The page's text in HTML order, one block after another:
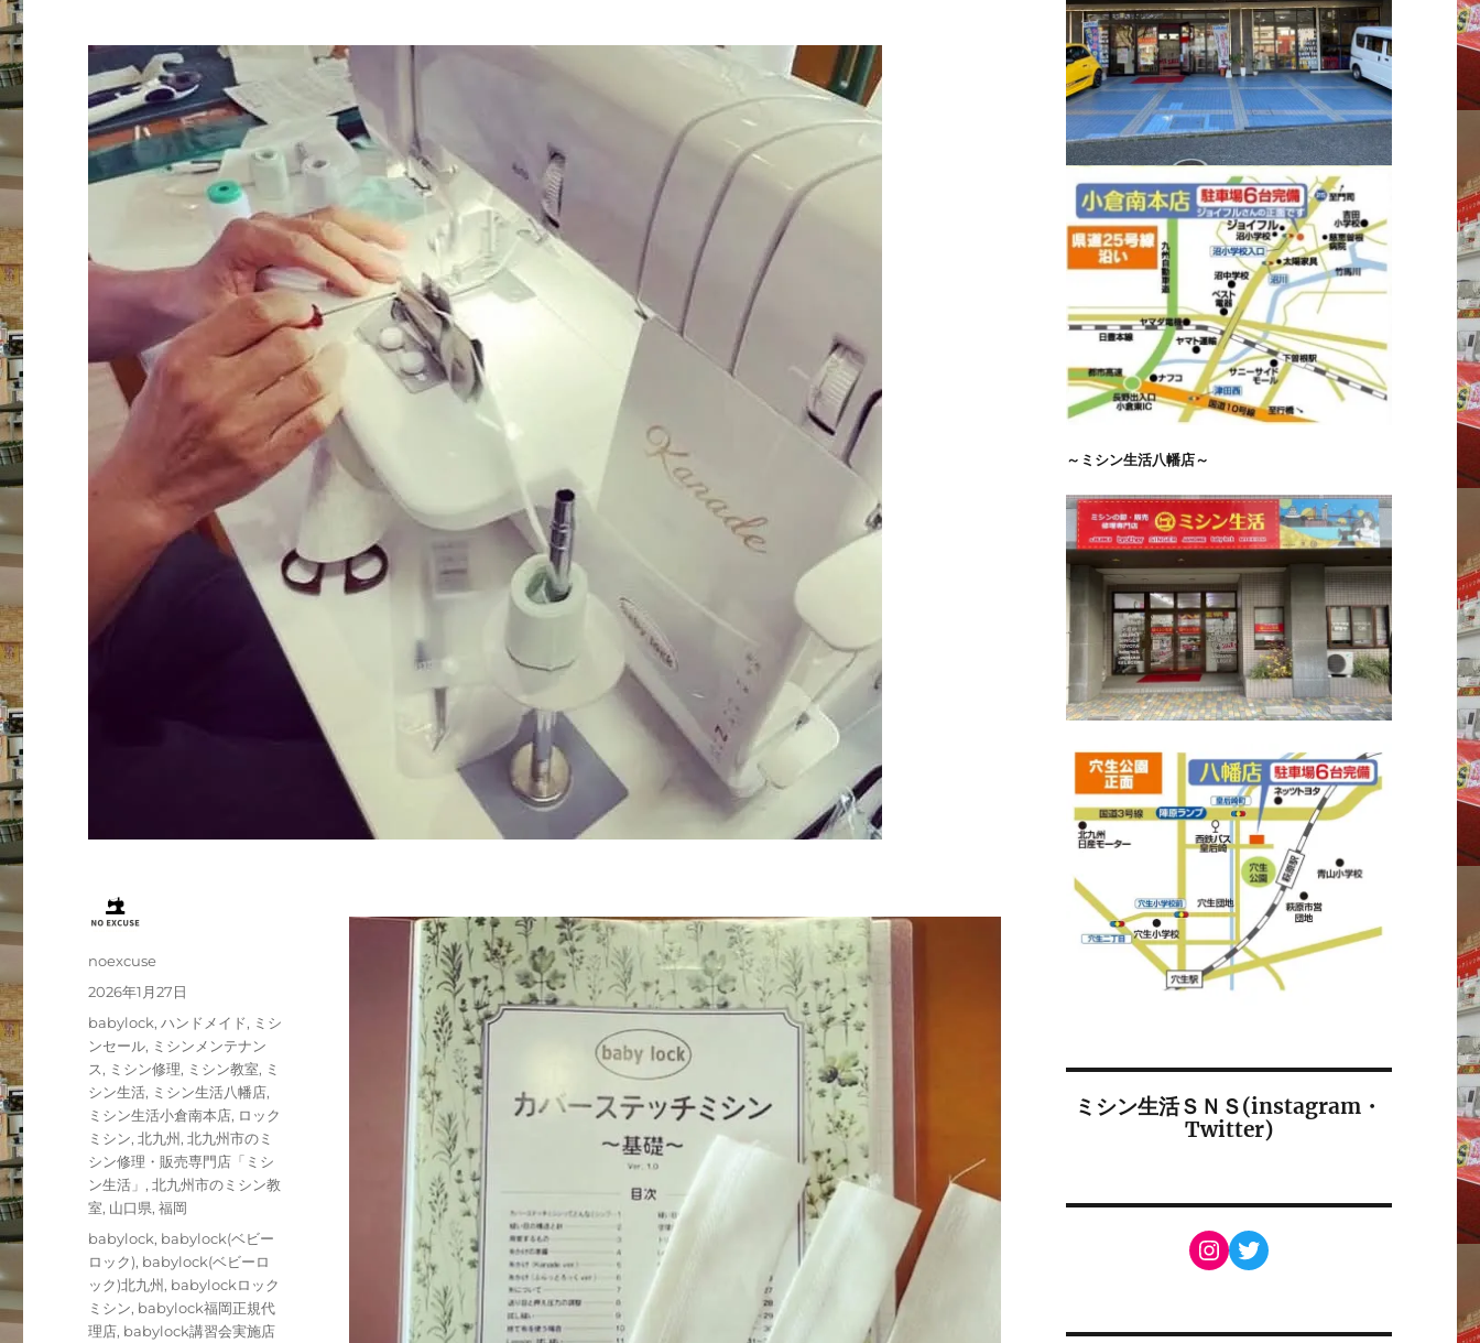
投
noexcuse
投
稿
2026年1月27日
カ
テ
ゴ
リ
ー
babylock,ハンドメイド, ミシ
ンセール, ミシンメンテナン
ス, ミシン修理, ミシン教室, ミ
シン生活, ミシン生活八幡店,
ミシン生活小倉南本店, ロック
ミシン,北九州 ,北九州市のミ
シン修理・販売専門店「ミシ
ン生活」 ,北九州市のミシン教
室, 山口県,福岡
タ
グ
babylock, babylock(ベビー
ロック), babylock(ベビーロ
ック)北九州 , babylockロック
ミシン, babylock福岡正規代
理店, babylock講習会実施店
～ミシン生活八幡店～
ミシン生活ＳＮＳ(instagram・
Twitter)
Instagram
Twitter